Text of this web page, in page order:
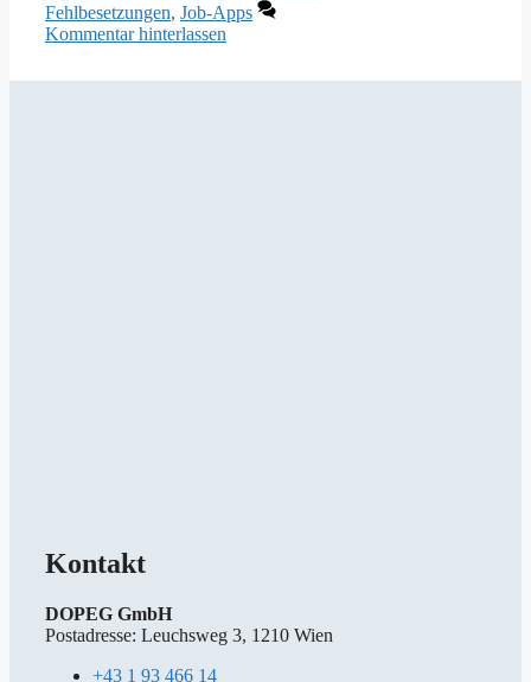
Fehlbesetzungen, Job-Apps
Kommentar hinterlassen
Kontakt
DOPEG GmbH
Postadresse: Leuchsweg 3, 1210 Wien
+43 1 93 466 14